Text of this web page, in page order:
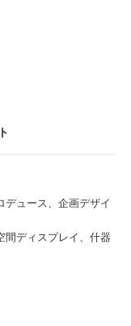
デュース、企画デザイ
間ディスプレイ、什器